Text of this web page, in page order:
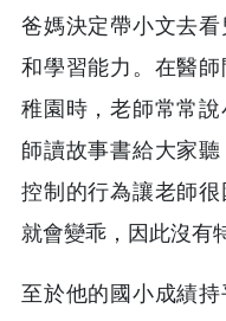
爸媽決定帶小文去
和學習能力。在醫
稚園時，老師常常
師讀故事書給大家
控制的行為讓老師
就會變乖，因此沒有
至於他的國小成績